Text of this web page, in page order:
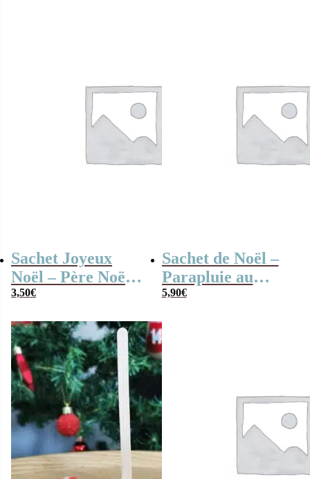
Sachet Joyeux
Noël – Père Noël
(60g) et 10 boules
chocolat
3,50€
Sachet de Noël –
Parapluie au
chocolat x6
5,90€